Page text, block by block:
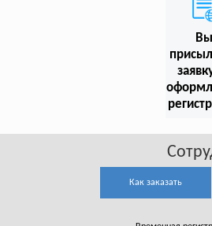
Вы
Как заказать